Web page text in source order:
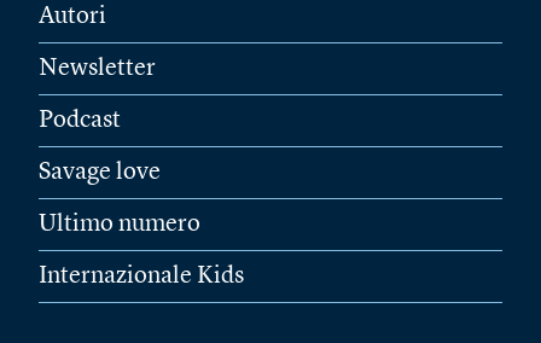
Autori
Newsletter
Podcast
Savage love
Ultimo numero
Internazionale Kids